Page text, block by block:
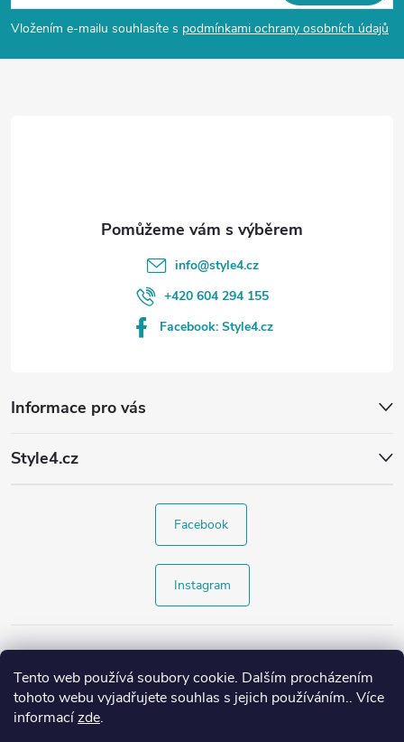
Tento web používá soubory cookie. Dalším procházením
tohoto webu vyjadřujete souhlas s jejich používáním.. Více
informacízde.
p
a
Vložením e-mailu souhlasíte s podmínkami ochrany osobních údajů
Informace pro vás
Style4.cz
info@style4.cz
+420 604 294 155
Facebook: Style4.cz
Facebook
Instagram